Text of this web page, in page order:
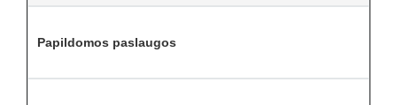
Papildomos paslaugos